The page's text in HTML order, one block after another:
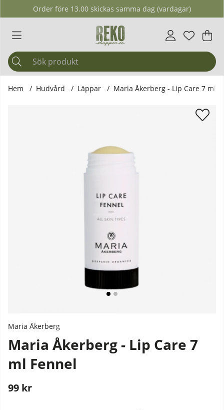
Order före 13.00 skickas samma dag (vardagar)
Antal i
. .
Hem Hudvård Läppar Maria Åkerberg - Lip Care 7 ml
Maria Åkerberg
Maria Åkerberg - Lip Care 7
ml Fennel
99 kr